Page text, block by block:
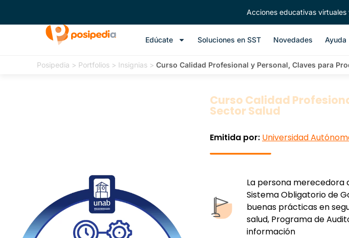
Acciones educativas virtuales
Edúcate Soluciones en SST Novedades Ayuda
Posipedia > Portfolios > Insignias > Curso Calidad Profesional y Personal, Claves para
Curso Calidad
Sector Salud
Emitida por: Universidad
La persona merecedora
Sistema Obligatorio de
buenas prácticas en
salud, Programa de
información